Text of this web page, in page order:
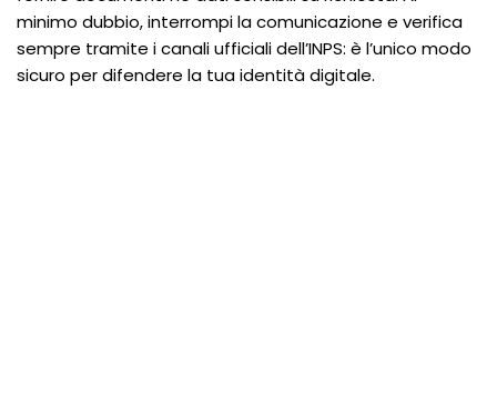
minimo dubbio, interrompi la comunicazione e verifica
sempre tramite i canali ufficiali dell’INPS: è l’unico modo
sicuro per difendere la tua identità digitale.